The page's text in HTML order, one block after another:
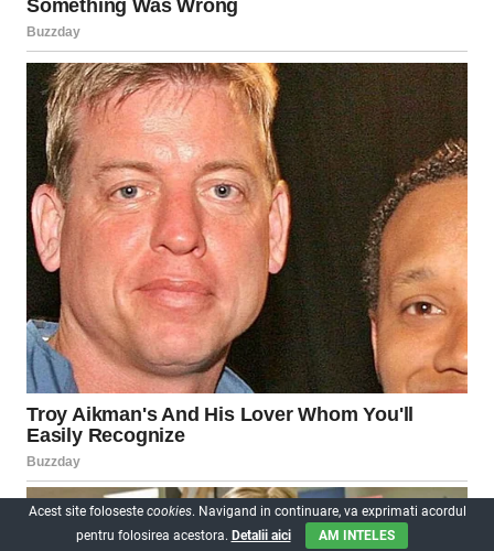
Acest site foloseste cookies. Navigand in continuare, va exprimati acordul
pentru folosirea acestora. Detalii aici AM INTELES